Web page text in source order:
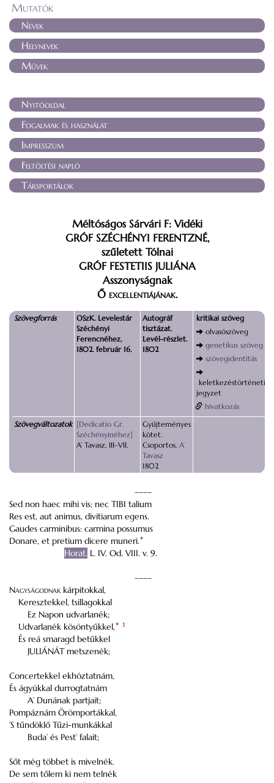
Mutatók
Nevek
Helynevek
Művek
Nyitóoldal
Fogalmak és használat
Impresszum
Feltöltési napló
Társportálok
Méltóságos Sárvári F: Vidéki
GRÓFSZÉCHÉNYI FERENTZNÉ,
szűletett Tólnai
GRÓF FESTETIIS JULIÁNA
Asszonyságnak
Ő excellentiájának.
Szövegforrás
OSzK. Levelestár
Széchényi
Ferencnéhez,
1802. február 16.
Autográf
tisztázat.
Levél-részlet.
1802
kritikai szöveg
olvasószöveg
genetikus szöveg
szövegidentitás
keletkezéstörténeti
jegyzet
hivatkozás
Szövegváltozatok [Dedicatio Gr.
Széchényinéhez]
A’ Tavasz, III–VII.
Gyűjteményes
kötet.
Csoportos. A’
Tavasz
1802
––––
Sed non haec mihi vis; nec TIBI talium
Res est, aut animus, divitiarum egens.
Gaudes carminibus: carmina possumus
Donare, et pretium dicere muneri.*
Horat. L. IV. Od. VIII. v. 9.
––––
Nagyságodnakkárpitokkal,
Keresztekkel, tsillagokkal
Ez Napon udvarlanék;
Udvarlanék kösöntyűkkel,* 1
És reá smaragd betűkkel
JULIÁNÁT metszenék;
Concertekkel ekhóztatnám,
És ágyúkkal durrogtatnám
A’ Dunának partjait;
Pompáznám Örömportákkal,
’S tűndöklő Tűzi-munkákkal
Buda’ és Pest’ falait;
Sőt még többet is mivelnék.
De sem tőlem ki nem telnék